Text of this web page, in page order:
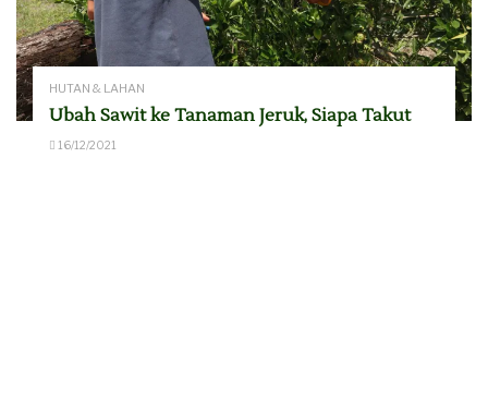
HUTAN & LAHAN
Ubah Sawit ke Tanaman Jeruk, Siapa Takut
16/12/2021